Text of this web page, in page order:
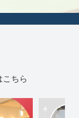
こちら